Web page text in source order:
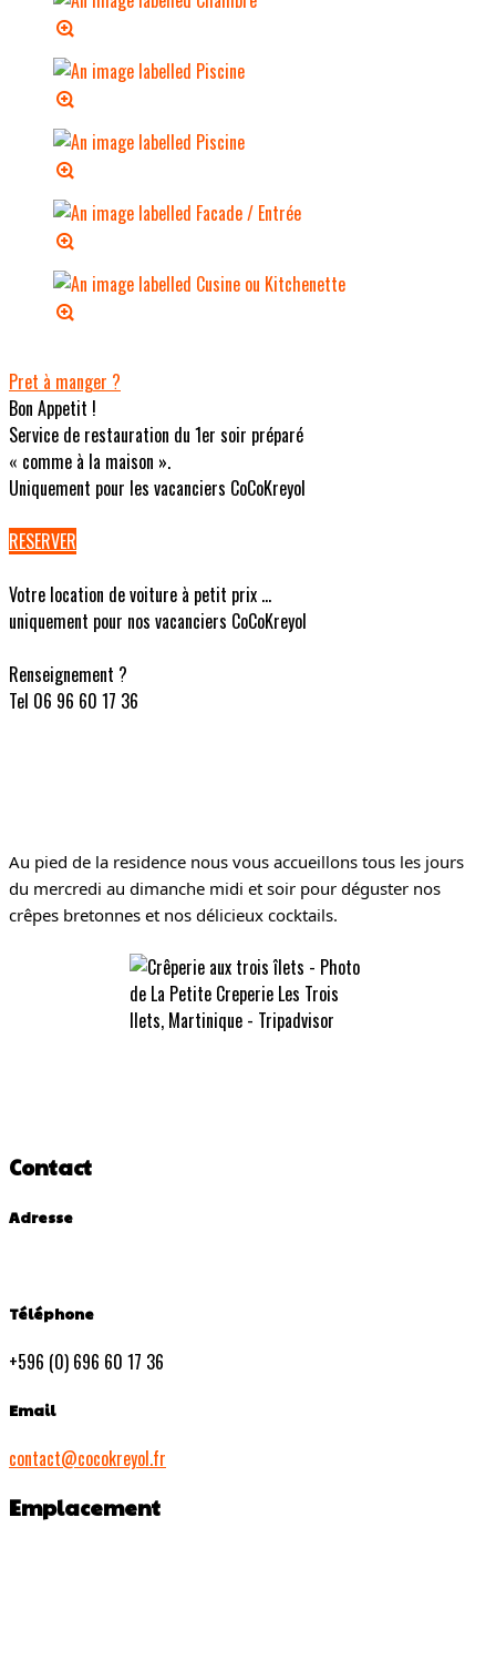
Pret à manger ?
Bon Appetit !
Service de restauration du 1er soir préparé
« comme à la maison ».
Uniquement pour les vacanciers CoCoKreyol
RESERVER
Votre location de voiture à petit prix ...
uniquement pour nos vacanciers CoCoKreyol
Renseignement ?
Tel 06 96 60 17 36
Au pied de la residence nous vous accueillons tous les jours
du mercredi au dimanche midi et soir pour déguster nos
crêpes bretonnes et nos délicieux cocktails.
Contact
Adresse
Téléphone
+596 (0) 696 60 17 36
Email
contact@cocokreyol.fr
Emplacement